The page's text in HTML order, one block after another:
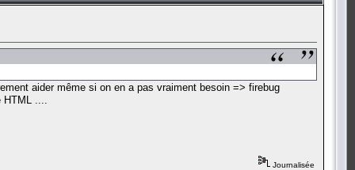
aider même si on en a pas vraiment besoin => firebug
....
Journalisée